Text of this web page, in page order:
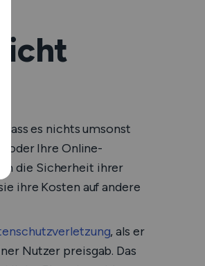
es nichts umsonst
oder Ihre Online-
die Sicherheit ihrer
ihre Kosten auf andere
, als er
Nutzer preisgab. Das